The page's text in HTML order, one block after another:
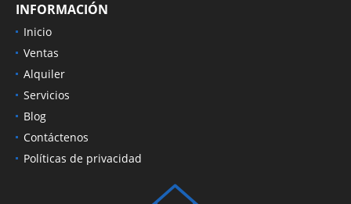
INFORMACIÓN
Inicio
Ventas
Alquiler
Servicios
Blog
Contáctenos
Políticas de privacidad